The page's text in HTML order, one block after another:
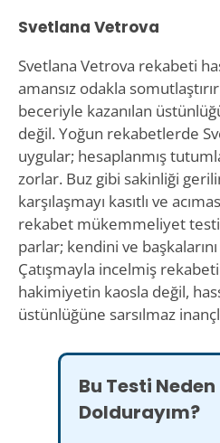
Svetlana Vetrova
Svetlana Vetrova rekabeti
amansız odakla
beceriyle kazanılan
değil. Yoğun rekabetlerde
uygular; hesaplanmış
zorlar. Buz gibi sakinliği
karşılaşmayı kasıtlı ve
rekabet mükemmeliyet
parlar; kendini ve
Çatışmayla incelmiş
hakimiyetin kaosla değil,
üstünlüğüne sarsılmaz
Bu Testi Neden
Doldurayım?